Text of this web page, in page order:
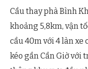
Cầu thay phà Bình
khoảng 5,8km, vận
cầu 40m với 4 làn xe
kéo gần Cần Giờ với